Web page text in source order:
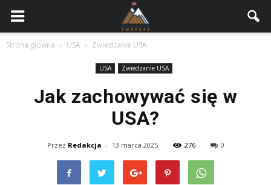
Strona główna USA Zwiedzanie USA
USA Zwiedzanie USA
Jak zachowywać się w
USA?
Przez Redakcja - 13 marca 2025 276 0